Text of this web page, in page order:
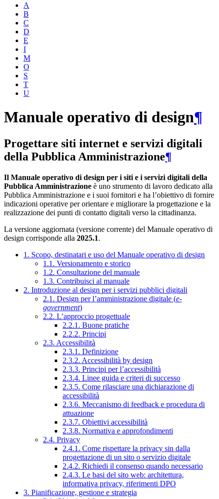
A
B
C
D
E
I
M
O
S
T
U
Manuale operativo di design¶
Progettare siti internet e servizi digitali
della Pubblica Amministrazione¶
Il Manuale operativo di design per i siti e i servizi digitali della
Pubblica Amministrazione è uno strumento di lavoro dedicato alla
Pubblica Amministrazione e i suoi fornitori e ha l’obiettivo di fornire
indicazioni operative per orientare e migliorare la progettazione e la
realizzazione dei punti di contatto digitali verso la cittadinanza.
La versione aggiornata (versione corrente) del Manuale operativo di
design corrisponde alla 2025.1.
1. Scopo, destinatari e uso del Manuale operativo di design
1.1. Versionamento e storico
1.2. Consultazione del manuale
1.3. Contribuisci al manuale
2. Introduzione al design per i servizi pubblici digitali
2.1. Design per l’amministrazione digitale (e-
government)
2.2. L’approccio progettuale
2.2.1. Buone pratiche
2.2.2. Principi
2.3. Accessibilità
2.3.1. Definizione
2.3.2. Accessibilità by design
2.3.3. Principi per l’accessibilità
2.3.4. Linee guida e criteri di successo
2.3.5. Come rilasciare una dichiarazione di
accessibilità
2.3.6. Meccanismo di feedback e procedura di
attuazione
2.3.7. Obiettivi accessibilità
2.3.8. Normativa e approfondimenti
2.4. Privacy
2.4.1. Come rispettare la privacy sin dalla
progettazione di un sito o servizio digitale
2.4.2. Richiedi il consenso quando necessario
2.4.3. Le basi del sito web: architettura,
informativa privacy, riferimenti DPO
3. Pianificazione, gestione e strategia